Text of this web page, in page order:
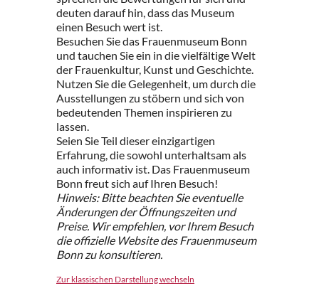
deuten darauf hin, dass das Museum
einen Besuch wert ist.
Besuchen Sie das Frauenmuseum Bonn
und tauchen Sie ein in die vielfältige Welt
der Frauenkultur, Kunst und Geschichte.
Nutzen Sie die Gelegenheit, um durch die
Ausstellungen zu stöbern und sich von
bedeutenden Themen inspirieren zu
lassen.
Seien Sie Teil dieser einzigartigen
Erfahrung, die sowohl unterhaltsam als
auch informativ ist. Das Frauenmuseum
Bonn freut sich auf Ihren Besuch!
Hinweis: Bitte beachten Sie eventuelle
Änderungen der Öffnungszeiten und
Preise. Wir empfehlen, vor Ihrem Besuch
die offizielle Website des Frauenmuseum
Bonn zu konsultieren.
Zur klassischen Darstellung wechseln